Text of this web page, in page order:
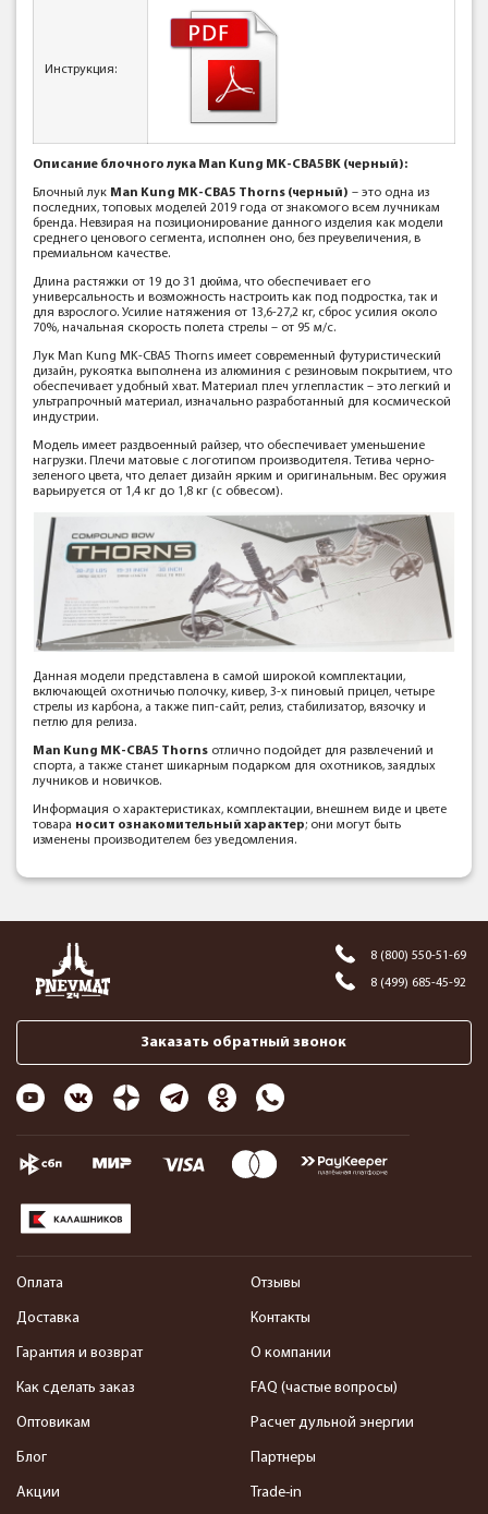
Инструкция:
Описание блочного лука Man Kung MK-CBA5BK (черный):
Блочный лук Man Kung MK-CBA5 Thorns (черный) – это одна из
последних, топовых моделей 2019 года от знакомого всем лучникам
бренда. Невзирая на позиционирование данного изделия как модели
среднего ценового сегмента, исполнен оно, без преувеличения, в
премиальном качестве.
Длина растяжки от 19 до 31 дюйма, что обеспечивает его
универсальность и возможность настроить как под подростка, так и
для взрослого. Усилие натяжения от 13,6-27,2 кг, сброс усилия около
70%, начальная скорость полета стрелы – от 95 м/с.
Лук Man Kung MK-CBA5 Thorns имеет современный футуристический
дизайн, рукоятка выполнена из алюминия с резиновым покрытием, что
обеспечивает удобный хват. Материал плеч углепластик – это легкий и
ультрапрочный материал, изначально разработанный для космической
индустрии.
Модель имеет раздвоенный райзер, что обеспечивает уменьшение
нагрузки. Плечи матовые с логотипом производителя. Тетива черно-
зеленого цвета, что делает дизайн ярким и оригинальным. Вес оружия
варьируется от 1,4 кг до 1,8 кг (с обвесом).
Данная модели представлена в самой широкой комплектации,
включающей охотничью полочку, кивер, 3-х пиновый прицел, четыре
стрелы из карбона, а также пип-сайт, релиз, стабилизатор, вязочку и
петлю для релиза.
Man Kung MK-CBA5 Thorns отлично подойдет для развлечений и
спорта, а также станет шикарным подарком для охотников, заядлых
лучников и новичков.
Информация о характеристиках, комплектации, внешнем виде и цвете
товара носит ознакомительный характер; они могут быть
изменены производителем без уведомления.
8 (800) 550-51-69
8 (499) 685-45-92
Заказать обратный звонок
Оплата
Доставка
Гарантия и возврат
Как сделать заказ
Оптовикам
Блог
Акции
Отзывы
Контакты
О компании
FAQ (частые вопросы)
Расчет дульной энергии
Партнеры
Trade-in